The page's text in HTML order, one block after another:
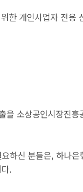
한 개인사업자 전용
을 소상공인시장진
하신 분들은, 하나
.